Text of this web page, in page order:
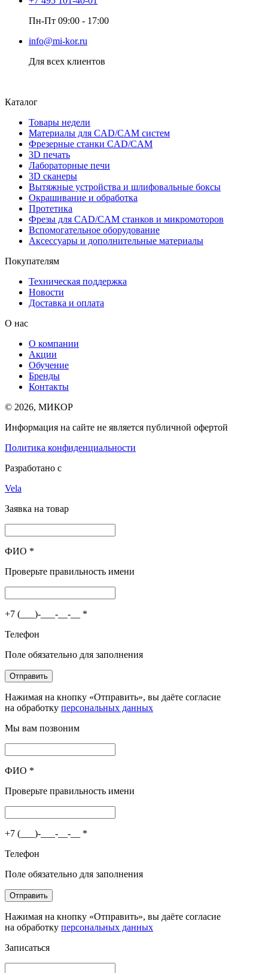
Пн-Пт 09:00 - 17:00
info@mi-kor.ru
Для всех клиентов
Каталог
Товары недели
Материалы для CAD/CAM систем
Фрезерные станки CAD/CAM
3D печать
Лабораторные печи
3D сканеры
Вытяжные устройства и шлифовальные боксы
Окрашивание и обработка
Протетика
Фрезы для CAD/CAM станков и микромоторов
Вспомогательное оборудование
Аксессуары и дополнительные материалы
Покупателям
Техническая поддержка
Новости
Доставка и оплата
О нас
О компании
Акции
Обучение
Бренды
Контакты
© 2026, МИКОР
Информация на сайте не является публичной офертой
Политика конфиденциальности
Разработано с
Vela
Заявка на товар
ФИО *
Проверьте правильность имени
+7 (___)-___-__-__ *
Телефон
Поле обязательно для заполнения
Отправить
Нажимая на кнопку «Отправить», вы даёте согласие
на обработку персональных данных
Мы вам позвоним
ФИО *
Проверьте правильность имени
+7 (___)-___-__-__ *
Телефон
Поле обязательно для заполнения
Отправить
Нажимая на кнопку «Отправить», вы даёте согласие
на обработку персональных данных
Записаться